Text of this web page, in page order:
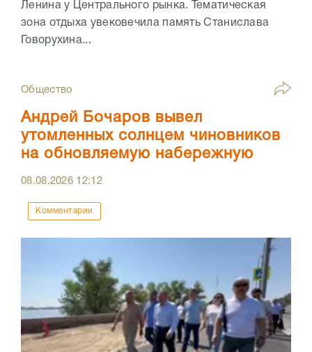
Ленина у Центрального рынка. Тематическая
зона отдыха увековечила память Станислава
Говорухина...
Общество
Андрей Бочаров вывел
утомленных солнцем чиновников
на обновляемую набережную
08.08.2026 12:12
Комментарии